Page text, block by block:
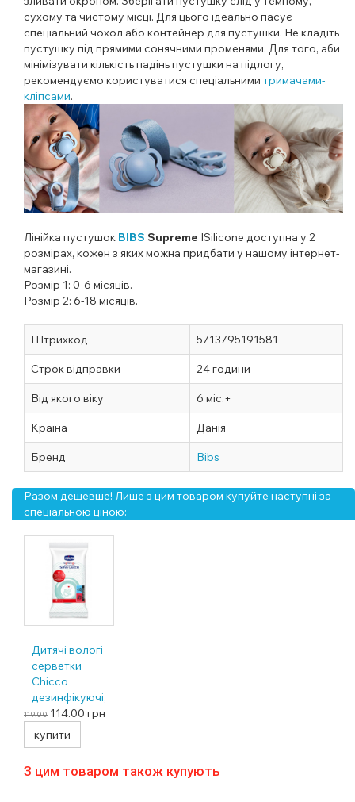
сухому та чистому місці. Для цього ідеально пасує
спеціальний чохол або контейнер для пустушки. Не кладіть
пустушку під прямими сонячними променями. Для того, аби
мінімізувати кількість падінь пустушки на підлогу,
рекомендуємо користуватися спеціальними тримачами-
кліпсами.
Лінійка пустушок BIBS Supreme ІSilicone доступна у 2
розмірах, кожен з яких можна придбати у нашому інтернет-
магазині.
Розмір 1: 0-6 місяців.
Розмір 2: 6-18 місяців.
Штрихкод 5713795191581
Строк відправки 24 години
Від якого віку 6 міс.+
Країна Данія
Бренд Bibs
Разом дешевше! Лише з цим товаром купуйте наступні за
спеціальною ціною:
Дитячі вологі
серветки
Chicco
дезинфікуючі,
16 шт
119.00 114.00 грн
купити
З цим товаром також купують